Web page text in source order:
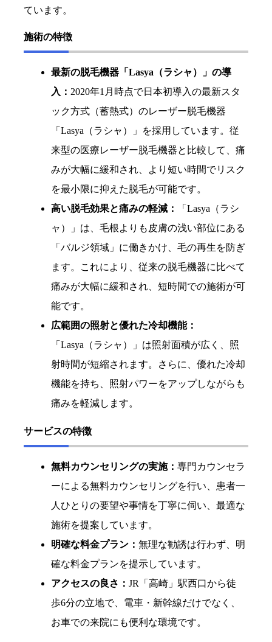
ています。
施術の特徴
最新の脱毛機器「Lasya（ラシャ）」の導
入： 2020年1月時点で日本初導入の最新スタ
ック方式（蓄熱式）のレーザー脱毛機器
「Lasya（ラシャ）」を採用しています。従
来型の医療レーザー脱毛機器と比較して、痛
みが大幅に緩和され、より短い時間でリスク
を最小限に抑えた脱毛が可能です。
高い脱毛効果と痛みの軽減：
「Lasya（ラシ
ャ）」は、毛根よりも皮膚の浅い部位にある
「バルジ領域」に働きかけ、毛の再生を防ぎ
ます。これにより、従来の脱毛機器に比べて
痛みが大幅に緩和され、短時間での施術が可
能です。
広範囲の照射と優れた冷却機能：
「Lasya（ラシャ）」は照射面積が広く、照
射時間が短縮されます。さらに、優れた冷却
機能を持ち、照射パワーをアップしながらも
痛みを軽減します。
サービスの特徴
無料カウンセリングの実施： 専門カウンセラ
ーによる無料カウンセリングを行い、患者一
人ひとりの要望や事情を丁寧に伺い、最適な
施術を提案しています。
明確な料金プラン： 無理な勧誘は行わず、明
確な料金プランを提示しています。
アクセスの良さ： JR「高崎」駅西口から徒
歩6分の立地で、電車・新幹線だけでなく、
お車での来院にも便利な環境です。